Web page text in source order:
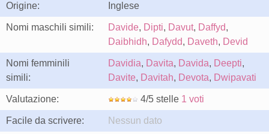
Origine: Inglese
Nomi maschili simili: Davide, Dipti, Davut, Daffyd,
Daibhidh, Dafydd, Daveth, Devid
Nomi femminili
simili:
Davidia, Davita, Davida, Deepti,
Davite, Davitah, Devota, Dwipavati
Valutazione: 4/5 stelle 1 voti
Facile da scrivere: Nessun dato